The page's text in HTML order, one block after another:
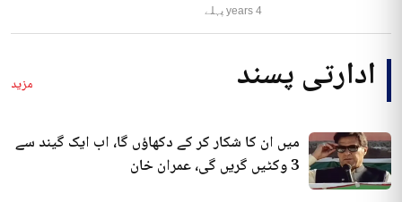
4 years پہلے
ادارتی پسند مزید
میں ان کا شکار کر کے دکھاؤں گا، اب ایک گیند سے
3 وکٹیں گریں گی، عمران خان